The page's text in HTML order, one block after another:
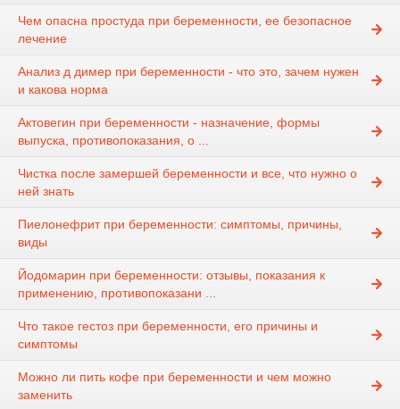
Чем опасна простуда при беременности, ее безопасное
лечение
Анализ д димер при беременности - что это, зачем нужен
и какова норма
Актовегин при беременности - назначение, формы
выпуска, противопоказания, о ...
Чистка после замершей беременности и все, что нужно о
ней знать
Пиелонефрит при беременности: симптомы, причины,
виды
Йодомарин при беременности: отзывы, показания к
применению, противопоказани ...
Что такое гестоз при беременности, его причины и
симптомы
Можно ли пить кофе при беременности и чем можно
заменить